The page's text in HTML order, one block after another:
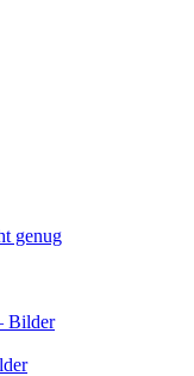
genug
Bilder